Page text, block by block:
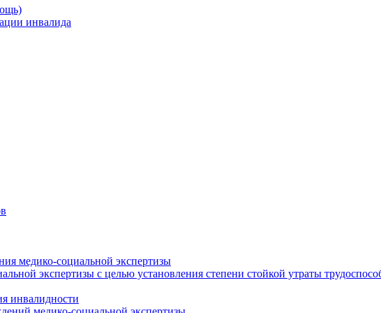
инвалида
медико-социальной экспертизы
экспертизы с целью установления степени стойкой утраты
инвалидности